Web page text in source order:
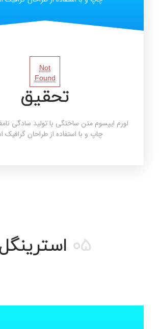
Not
Found
تحقیق
لورم ایپسوم متن ساختگی با تولید سادگی
چاپ و با استفاده از طراحان
05